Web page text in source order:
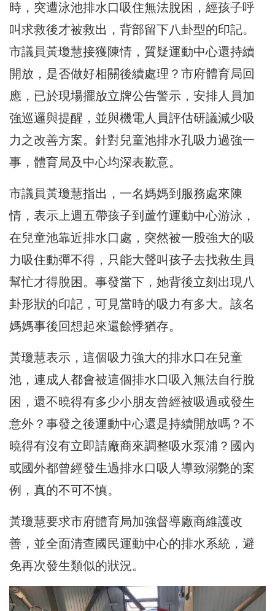
時，突遭泳池排水口吸住無法脫困，經孩子呼
叫求救後才被救出，背部留下八卦型的印記。
市議員黃瓊慧接獲陳情，質疑運動中心還持續
開放，是否做好相關後續處理？市府體育局回
應，已於現場擺放立牌公告警示，安排人員加
強巡邏與提醒，並與機電人員評估研議減少吸
力之改善方案。針對兒童池排水孔吸力過強一
事，體育局及中心均深表歉意。
市議員黃瓊慧指出，一名媽媽到服務處來陳
情，表示上週五帶孩子到蘆竹運動中心游泳，
在兒童池靠近排水口處，突然被一股強大的吸
力吸住動彈不得，只能大聲叫孩子去找救生員
幫忙才得脫困。事發當下，她背後立刻出現八
卦形狀的印記，可見當時的吸力有多大。該名
媽媽事後回想起來還餘悸猶存。
黃瓊慧表示，這個吸力強大的排水口在兒童
池，連成人都會被這個排水口吸入無法自行脫
困，還不曉得有多少小朋友曾經被吸過或發生
意外？事發之後運動中心還是持續開放嗎？不
曉得有沒有立即請廠商來調整吸水泵浦？國內
或國外都曾經發生過排水口吸人導致溺斃的案
例，真的不可不慎。
黃瓊慧要求市府體育局加強督導廠商維護改
善，並全面清查國民運動中心的排水系統，避
免再次發生類似的狀況。